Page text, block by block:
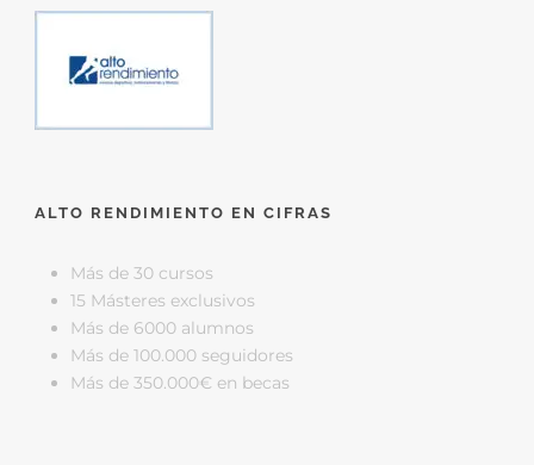
ALTO RENDIMIENTO EN CIFRAS
Más de 30 cursos
15 Másteres exclusivos
Más de 6000 alumnos
Más de 100.000 seguidores
Más de 350.000€ en becas